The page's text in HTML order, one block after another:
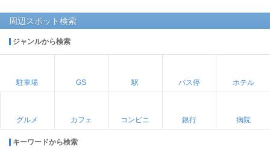
周辺スポット検索
ジャンルから検索
駐車場 GS 駅 バス停 ホテル
グルメ カフェ コンビニ 銀行 病院
キーワードから検索